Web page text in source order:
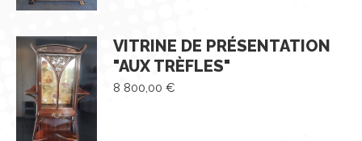
VITRINE DE PRÉSENTATION
"AUX TRÈFLES"
8 800,00 €